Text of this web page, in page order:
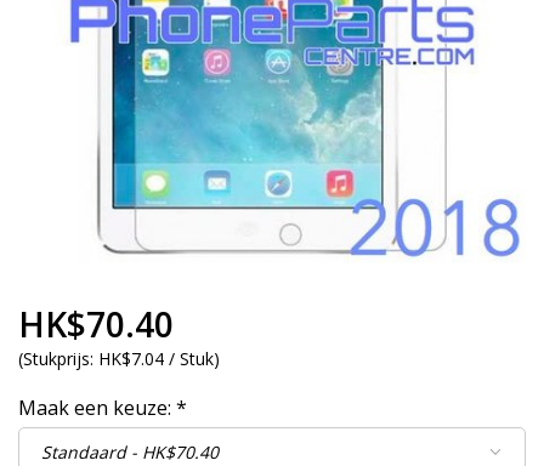
HK$70.40
(Stukprijs: HK$7.04 / Stuk)
Maak een keuze: *